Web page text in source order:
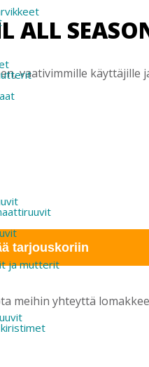
ja mutterit
ALL
vaativimmille käyttäjille
tarjouskoriin
meihin yhteyttä